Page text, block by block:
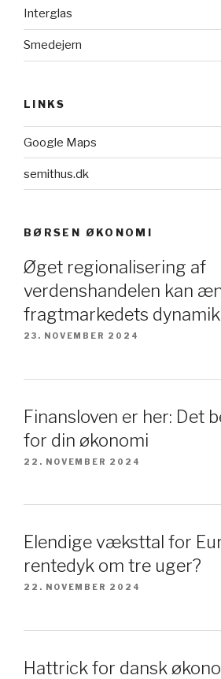
Interglas
Smedejern
LINKS
Google Maps
semithus.dk
BØRSEN ØKONOMI
Øget regionalisering af
verdenshandelen kan
fragtmarkedets
23. NOVEMBER 2024
Finansloven er her: Det
for din økonomi
22. NOVEMBER 2024
Elendige væksttal for
rentedyk om tre uger?
22. NOVEMBER 2024
Hattrick for dansk